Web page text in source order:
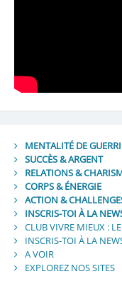
MENTALITÉ DE
SUCCÈS & ARGENT
RELATIONS &
CORPS & ÉNERGIE
ACTION &
INSCRIS-TOI À LA
CLUB VIVRE MIEUX :
INSCRIS-TOI À LA
A VOIR
EXPLOREZ NOS SITES